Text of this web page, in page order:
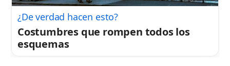
¿De verdad hacen esto?
Costumbres que rompen todos los
esquemas